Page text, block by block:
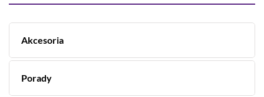
Akcesoria
Porady